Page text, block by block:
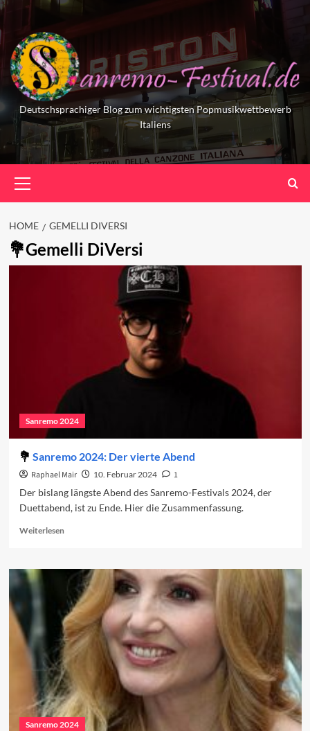
Skip
to
content
Deutschsprachiger Blog zum wichtigsten Popmusikwettbewerb
Italiens
Menu
HOME GEMELLI DIVERSI
Gemelli DiVersi
Sanremo 2024
Sanremo 2024: Der vierte Abend
Raphael Mair 10. Februar 2024
1
Der bislang längste Abend des Sanremo-Festivals 2024, der
Duettabend, ist zu Ende. Hier die Zusammenfassung.
WeiterlesenRead
Sanremo
2024:
Der
vierte
Abend
Sanremo 2024